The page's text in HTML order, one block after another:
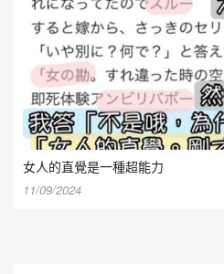
女人的直覺是一種超能力
11/09/2024